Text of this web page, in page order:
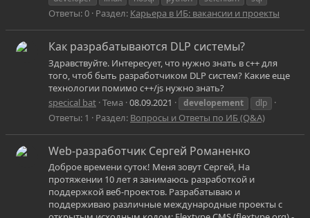
Ответы: 0 Раздел: Карьера в ИБ: вакансии и проекты
Как разрабатываются DLP системы?
Здравствуйте. Интересует, что нужно знать в c++ для
того, чтоб быть разработчиком DLP систем? Какие еще
технологии помимо c++/js нужно знать?
specical bat Тема 08.09.2021 developement dlp
Ответы: 1 Раздел: Вопросы и Ответы по ИБ (Q&A)
Web-разработчик Сергей Романенко
Доброе времени суток! Меня зовут Сергей, На
протяжении 10 лет я занимаюсь разработкой и
поддержкой веб-проектов. Разрабатываю и
поддерживаю различные международные проекты с